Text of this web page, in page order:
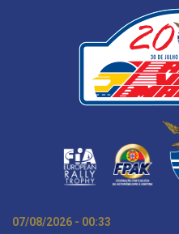
Passar para o conteúdo principal
07/08/2026 - 00:33